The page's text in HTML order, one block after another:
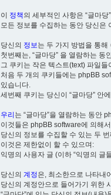
이 정책의 세부적인 사항은 “글마당
모든 정보를 수집하는 동안 당신은
당신의 정보는 두 가지 방법을 통해
첫번째는, “글마당” 을 열람하는
그 쿠키는 작은 텍스트(text) 파일
처음 두 개의 쿠키들에는 phpBB
있습니다.
세번째 쿠키는 당신이 “글마당” 안
우리는 “글마당”을 열람하는 동안
이것들은 phpBB software에 의해
당신의 정보를 수집할 수 있는 두
이것은 제한없이 할 수 있으며:
익명의 사용자 글 (이하 “익명의 글
당신의 계정은, 최소한으로 나타내
당신의 계정안으로 들어가기 위한